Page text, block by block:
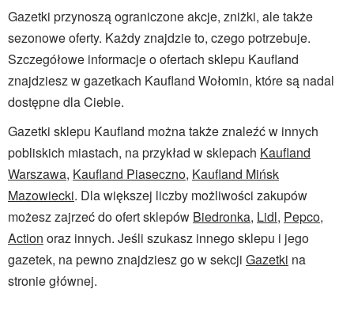
Gazetki przynoszą ograniczone akcje, zniżki, ale także
sezonowe oferty. Każdy znajdzie to, czego potrzebuje.
Szczegółowe informacje o ofertach sklepu Kaufland
znajdziesz w gazetkach Kaufland Wołomin, które są nadal
dostępne dla Ciebie.
Gazetki sklepu Kaufland można także znaleźć w innych
pobliskich miastach, na przykład w sklepach Kaufland
Warszawa, Kaufland Piaseczno, Kaufland Mińsk
Mazowiecki. Dla większej liczby możliwości zakupów
możesz zajrzeć do ofert sklepów Biedronka, Lidl, Pepco,
Action oraz innych. Jeśli szukasz innego sklepu i jego
gazetek, na pewno znajdziesz go w sekcji Gazetki na
stronie głównej.